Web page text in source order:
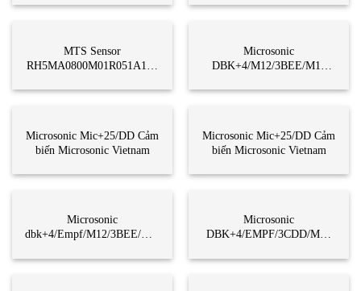
MTS Sensor
RH5MA0800M01R051A100
Vietnam
Microsonic
DBK+4/M12/3BEE/M18
Vietnam
Microsonic Mic+25/DD Cảm
biến Microsonic Vietnam
Microsonic Mic+25/DD Cảm
biến Microsonic Vietnam
Microsonic
dbk+4/Empf/M12/3BEE/M18
Vietnam
Microsonic
DBK+4/EMPF/3CDD/M18
Vietnam